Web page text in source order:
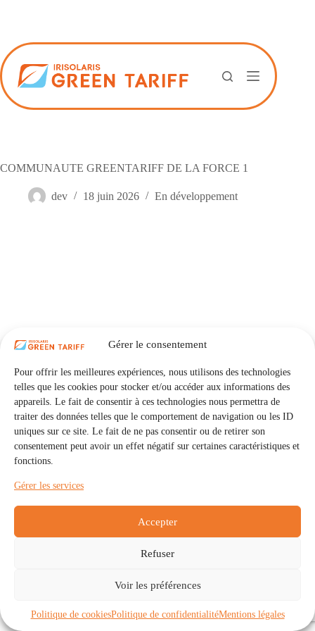
Gérer le consentement
Pour offrir les meilleures expériences, nous utilisons des technologies
telles que les cookies pour stocker et/ou accéder aux informations des
appareils. Le fait de consentir à ces technologies nous permettra de
traiter des données telles que le comportement de navigation ou les ID
uniques sur ce site. Le fait de ne pas consentir ou de retirer son
consentement peut avoir un effet négatif sur certaines caractéristiques et
fonctions.
Gérer les services
Accepter
Refuser
Voir les préférences
Politique de cookiesPolitique de confidentialitéMentions légales
COMMUNAUTE GREENTARIFF DE LA FORCE 1
dev 18 juin 2026 En développement
Communautés
À propos
Politique de cookies (UE)